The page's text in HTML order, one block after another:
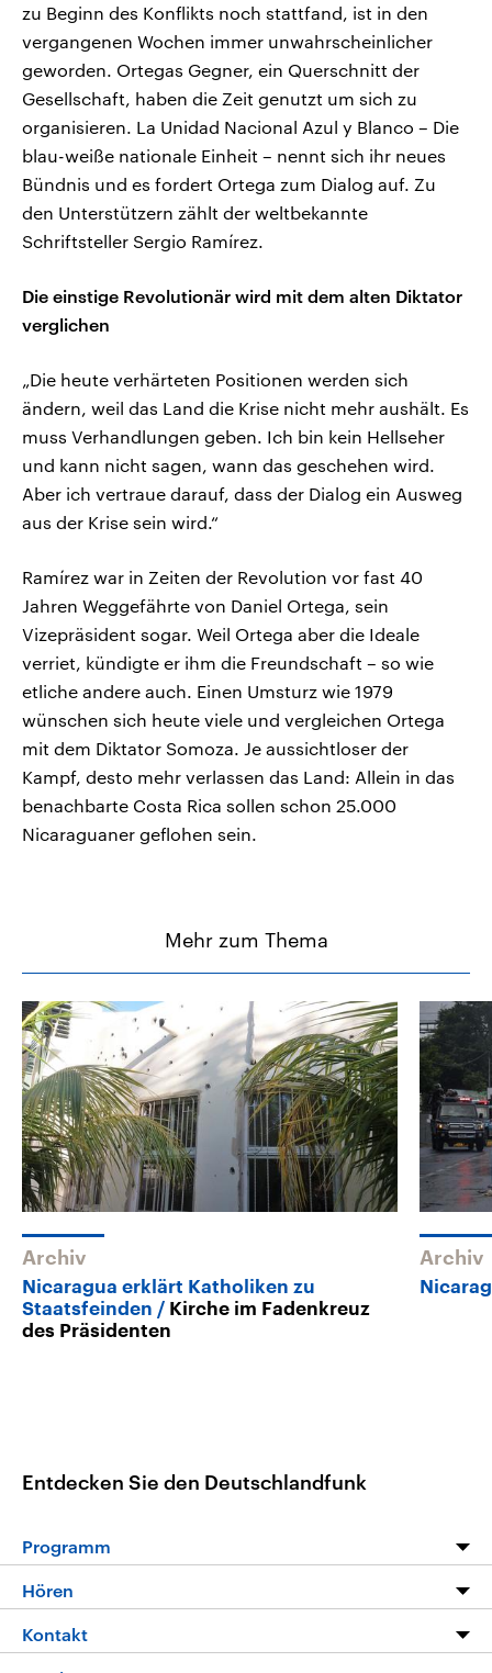
zu Beginn des Konflikts noch stattfand, ist in den
vergangenen Wochen immer unwahrscheinlicher
geworden. Ortegas Gegner, ein Querschnitt der
Gesellschaft, haben die Zeit genutzt um sich zu
organisieren. La Unidad Nacional Azul y Blanco – Die
blau-weiße nationale Einheit – nennt sich ihr neues
Bündnis und es fordert Ortega zum Dialog auf. Zu
den Unterstützern zählt der weltbekannte
Schriftsteller Sergio Ramírez.
Die einstige Revolutionär wird mit dem alten Diktator
verglichen
„Die heute verhärteten Positionen werden sich
ändern, weil das Land die Krise nicht mehr aushält. Es
muss Verhandlungen geben. Ich bin kein Hellseher
und kann nicht sagen, wann das geschehen wird.
Aber ich vertraue darauf, dass der Dialog ein Ausweg
aus der Krise sein wird.“
Ramírez war in Zeiten der Revolution vor fast 40
Jahren Weggefährte von Daniel Ortega, sein
Vizepräsident sogar. Weil Ortega aber die Ideale
verriet, kündigte er ihm die Freundschaft – so wie
etliche andere auch. Einen Umsturz wie 1979
wünschen sich heute viele und vergleichen Ortega
mit dem Diktator Somoza. Je aussichtloser der
Kampf, desto mehr verlassen das Land: Allein in das
benachbarte Costa Rica sollen schon 25.000
Nicaraguaner geflohen sein.
Mehr zum Thema
Archiv
Nicaragua erklärt Katholiken zu
Staatsfeinden
Kirche im Fadenkreuz
des Präsidenten
Archiv
Entdecken Sie den Deutschlandfunk
Programm
Die Nachrichten
Hören
Livestream
Kontakt